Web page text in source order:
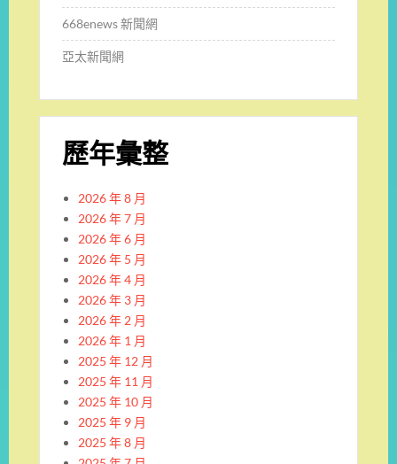
668enews 新聞網
亞太新聞網
歷年彙整
2026 年 8 月
2026 年 7 月
2026 年 6 月
2026 年 5 月
2026 年 4 月
2026 年 3 月
2026 年 2 月
2026 年 1 月
2025 年 12 月
2025 年 11 月
2025 年 10 月
2025 年 9 月
2025 年 8 月